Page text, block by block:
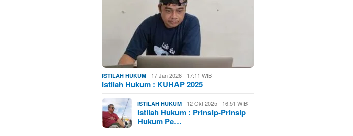
ISTILAH HUKUM 17 Jan 2026 - 17:11 WIB
Istilah Hukum : KUHAP 2025
ISTILAH HUKUM 12 Okt 2025 - 16:51 WIB
Istilah Hukum : Prinsip-Prinsip
Hukum Pe…